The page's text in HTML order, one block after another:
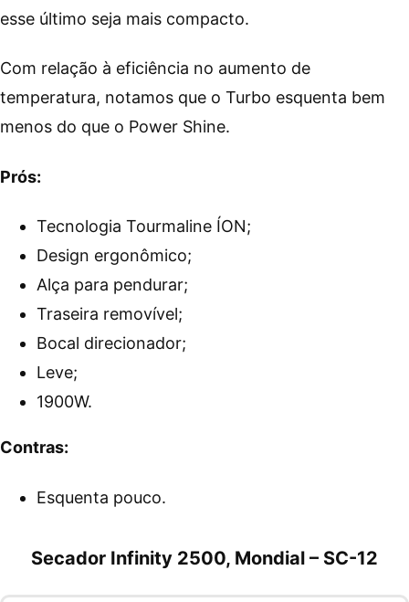
esse último seja mais compacto.
Com relação à eficiência no aumento de
temperatura, notamos que o Turbo esquenta bem
menos do que o Power Shine.
Prós:
Tecnologia Tourmaline ÍON;
Design ergonômico;
Alça para pendurar;
Traseira removível;
Bocal direcionador;
Leve;
1900W.
Contras:
Esquenta pouco.
Secador Infinity 2500, Mondial – SC-12